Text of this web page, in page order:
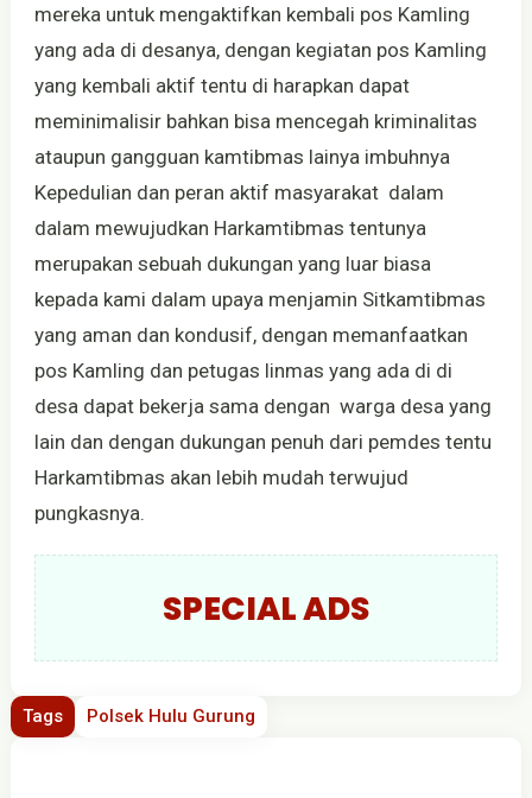
mereka untuk mengaktifkan kembali pos Kamling
yang ada di desanya, dengan kegiatan pos Kamling
yang kembali aktif tentu di harapkan dapat
meminimalisir bahkan bisa mencegah kriminalitas
ataupun gangguan kamtibmas lainya imbuhnya
Kepedulian dan peran aktif masyarakat dalam
dalam mewujudkan Harkamtibmas tentunya
merupakan sebuah dukungan yang luar biasa
kepada kami dalam upaya menjamin Sitkamtibmas
yang aman dan kondusif, dengan memanfaatkan
pos Kamling dan petugas linmas yang ada di di
desa dapat bekerja sama dengan warga desa yang
lain dan dengan dukungan penuh dari pemdes tentu
Harkamtibmas akan lebih mudah terwujud
pungkasnya.
SPECIAL ADS
Tags Polsek Hulu Gurung